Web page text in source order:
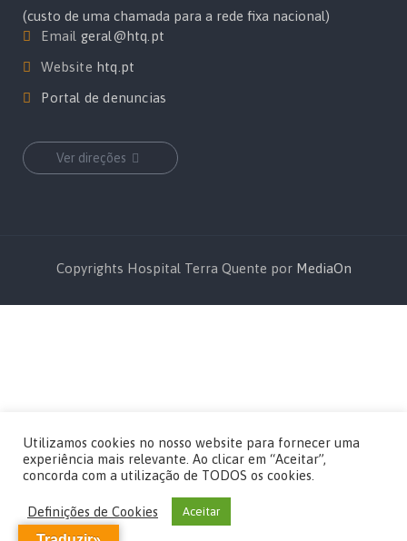
(custo de uma chamada para a rede fixa nacional)
Email geral@htq.pt
Website htq.pt
Portal de denuncias
Ver direções
Copyrights Hospital Terra Quente por MediaOn
Utilizamos cookies no nosso website para fornecer uma
experiência mais relevante. Ao clicar em “Aceitar”,
concorda com a utilização de TODOS os cookies.
Definições de Cookies Aceitar